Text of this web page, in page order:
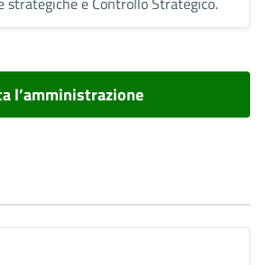
l’amministrazione